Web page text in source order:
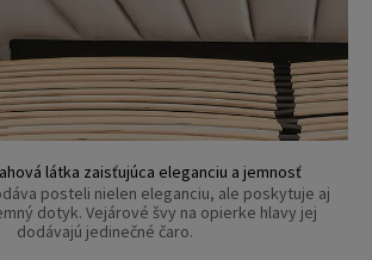
látka zaisťujúca eleganciu a jemnosť
posteli nielen eleganciu, ale poskytuje aj
dotyk. Vejárové švy na opierke hlavy jej
dodávajú jedinečné čaro.